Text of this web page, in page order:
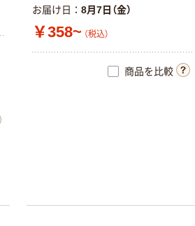
お届け日 8月7日（金）
￥358~ （税込）
商品を比較